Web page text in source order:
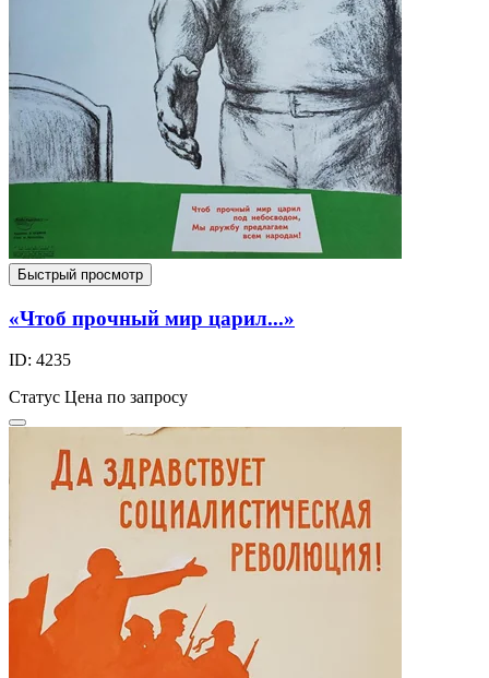
Быстрый просмотр
«Чтоб прочный мир царил...»
ID: 4235
Статус Цена по запросу